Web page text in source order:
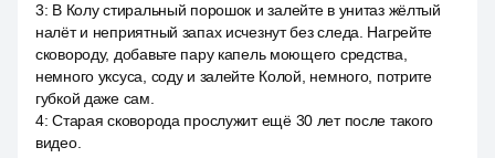
3: В Колу стиральный порошок и залейте в унитаз жёлтый
налёт и неприятный запах исчезнут без следа. Нагрейте
сковороду, добавьте пару капель моющего средства,
немного уксуса, соду и залейте Колой, немного, потрите
губкой даже сам.
4:Старая сковорода прослужит ещё 30 лет после такого
видео.